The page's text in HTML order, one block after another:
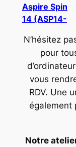
Aspire Spin
14 (ASP14-
N’hésitez
pour
vous
RDV. Une
également
Notre